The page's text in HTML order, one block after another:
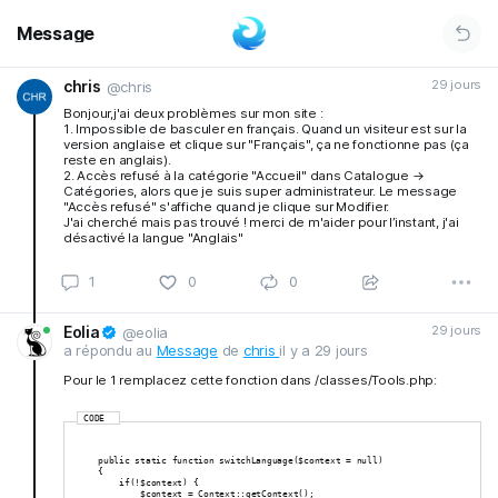
Message
chris @chris
29 jours
Bonjour,j'ai deux problèmes sur mon site :
1. Impossible de basculer en français. Quand un visiteur est sur la
version anglaise et clique sur "Français", ça ne fonctionne pas (ça
reste en anglais).
2. Accès refusé à la catégorie "Accueil" dans Catalogue →
Catégories, alors que je suis super administrateur. Le message
"Accès refusé" s'affiche quand je clique sur Modifier.
J'ai cherché mais pas trouvé ! merci de m'aider pour l’instant, j'ai
désactivé la langue "Anglais"
1 0 0
Eolia @eolia 29 jours
a répondu au Message de chris il y a 29 jours
Pour le 1 remplacez cette fonction dans /classes/Tools.php:
CODE
    public static function switchLanguage($context = null)
    {
        if(!$context) {
            $context = Context::getContext();